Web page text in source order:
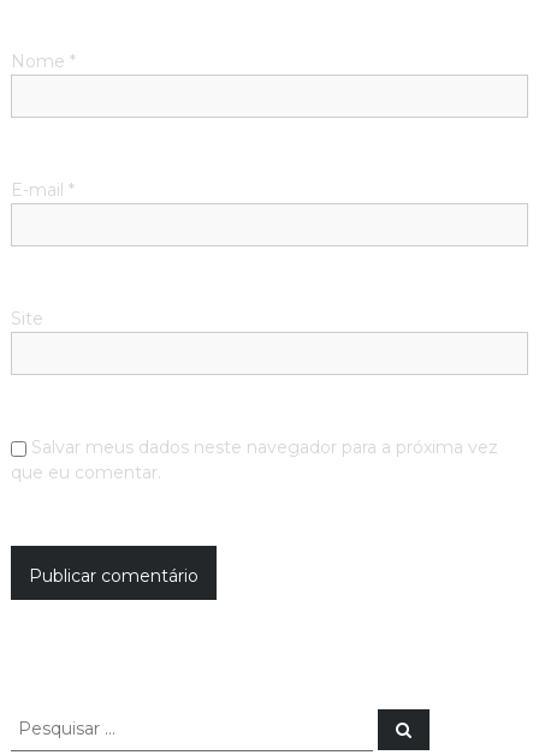
Nome *
E-mail *
Site
Salvar meus dados neste navegador para a próxima vez
que eu comentar.
P
P
e